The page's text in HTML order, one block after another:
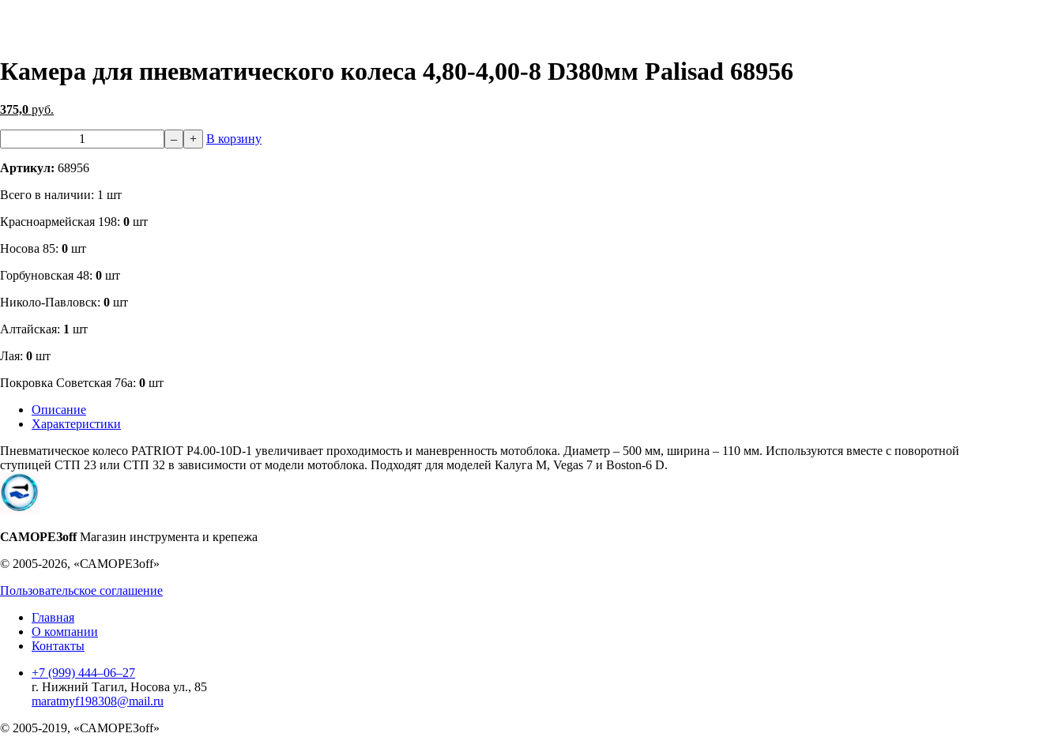
Камера для пневматического колеса 4,80-4,00-8 D380мм Palisad 68956
375,0 руб.
– + В корзину
Артикул: 68956
Всего в наличии: 1 шт
​Красноармейская 198: 0 шт
Носова 85: 0 шт
​Горбуновская 48: 0 шт
​Николо-Павловск: 0 шт
Алтайская: 1 шт
Лая: 0 шт
Покровка Советская 76а: 0 шт
Описание
Характеристики
Пневматическое колесо PATRIOT P4.00-10D-1 увеличивает проходимость и маневренность мотоблока. Диаметр – 500 мм, ширина – 110 мм. Используются вместе с поворотной
ступицей СТП 23 или СТП 32 в зависимости от модели мотоблока. Подходят для моделей Калуга М, Vegas 7 и Boston-6 D.
САМОРЕЗoff Магазин инструмента и крепежа
© 2005-2026, «САМОРЕЗoff»
Пользовательское соглашение
Главная
О компании
Контакты
+7 (999) 444‒06‒27
г. Нижний Тагил, Носова ул., 85
maratmyf198308@mail.ru
© 2005-2019, «САМОРЕЗoff»